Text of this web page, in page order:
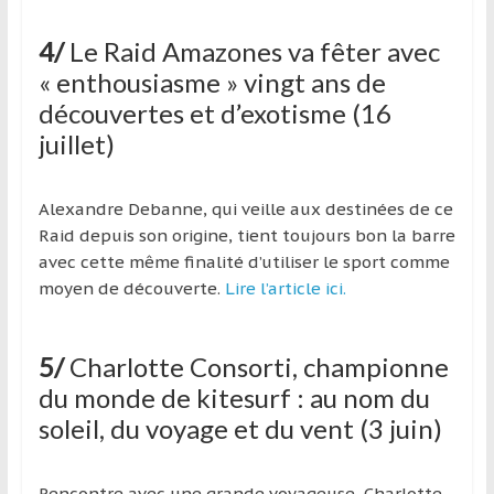
4/Le Raid Amazones va fêter avec
« enthousiasme » vingt ans de
découvertes et d’exotisme (16
juillet)
Alexandre Debanne, qui veille aux destinées de ce
Raid depuis son origine, tient toujours bon la barre
avec cette même finalité d’utiliser le sport comme
moyen de découverte. Lire l’article ici.
5/Charlotte Consorti, championne
du monde de kitesurf : au nom du
soleil, du voyage et du vent (3 juin)